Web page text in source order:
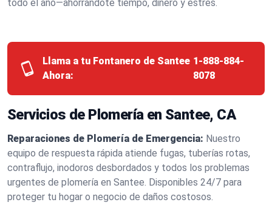
todo el año—ahorrándote tiempo, dinero y estrés.
Llama a tu Fontanero de Santee
Ahora:
1-888-884-
8078
Servicios de Plomería en Santee, CA
Reparaciones de Plomería de Emergencia: Nuestro
equipo de respuesta rápida atiende fugas, tuberías rotas,
contraflujo, inodoros desbordados y todos los problemas
urgentes de plomería en Santee. Disponibles 24/7 para
proteger tu hogar o negocio de daños costosos.